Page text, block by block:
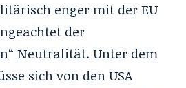
enger mit der EU
der
Neutralität. Unter dem
sich von den USA